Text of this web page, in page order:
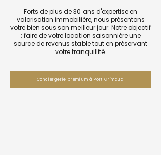
Forts de plus de 30 ans d'expertise en
valorisation immobilière, nous présentons
votre bien sous son meilleur jour. Notre objectif
: faire de votre location saisonnière une
source de revenus stable tout en préservant
votre tranquillité.
Conciergerie premium à Port Grimaud